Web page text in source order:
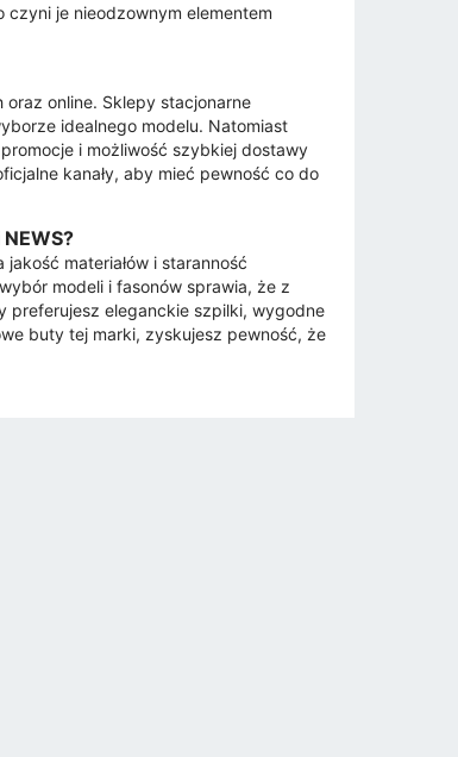
je nieodzownym elementem
online. Sklepy stacjonarne
idealnego modelu. Natomiast
i możliwość szybkiej dostawy
kanały, aby mieć pewność co do
materiałów i staranność
modeli i fasonów sprawia, że z
preferujesz eleganckie szpilki, wygodne
buty tej marki, zyskujesz pewność, że